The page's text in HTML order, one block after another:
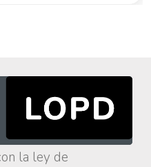
la ley de